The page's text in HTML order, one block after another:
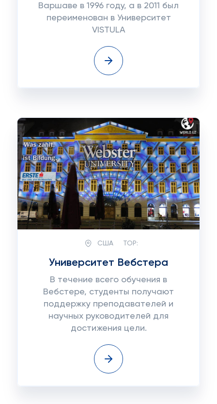
Варшаве в 1996 году, а в 2011 был
переименован в Университет
VISTULA
США TOP:
Университет Вебстера
В течение всего обучения в
Вебстере, студенты получают
поддержку преподавателей и
научных руководителей для
достижения цели.